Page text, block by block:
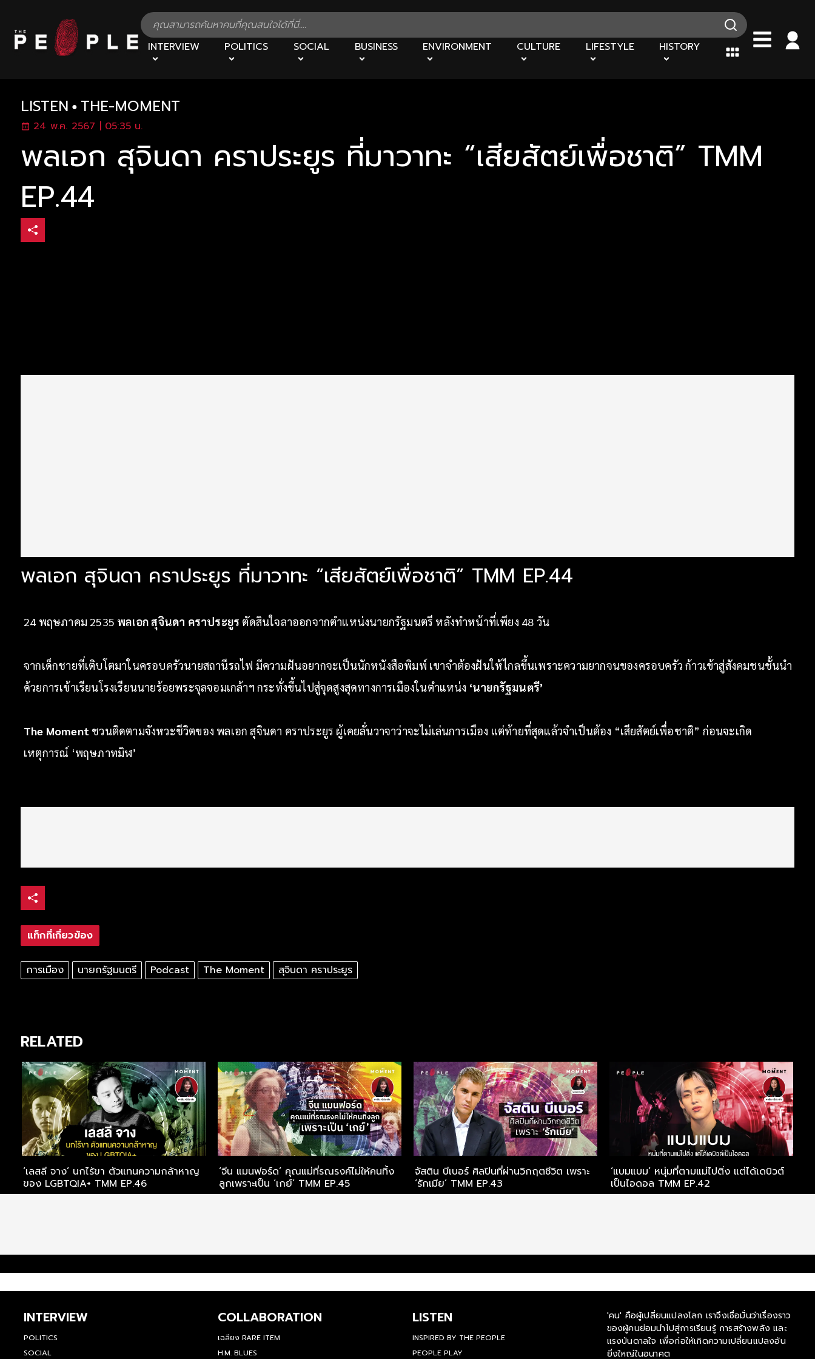
INTERVIEW POLITICS SOCIAL BUSINESS ENVIRONMENT CULTURE LIFESTYLE HISTORY
LISTEN THE-MOMENT
24 พ.ค. 2567 | 05:35 น.
พลเอก สุจินดา คราประยูร ที่มาวาทะ “เสียสัตย์เพื่อชาติ” TMM
EP.44
พลเอก สุจินดา คราประยูร ที่มาวาทะ “เสียสัตย์เพื่อชาติ” TMM EP.44
24 พฤษภาคม 2535 พลเอก สุจินดา คราประยูร ตัดสินใจลาออกจากตำแหน่งนายกรัฐมนตรี หลังทำหน้าที่เพียง 48 วัน
จากเด็กชายที่เติบโตมาในครอบครัวนายสถานีรถไฟ มีความฝันอยากจะเป็นนักหนังสือพิมพ์ เขาจำต้องฝันให้ไกลขึ้นเพราะความยากจนของครอบครัว ก้าวเข้าสู่สังคมชนชั้นนำ
ด้วยการเข้าเรียนโรงเรียนนายร้อยพระจุลจอมเกล้าฯ กระทั่งขึ้นไปสู่จุดสูงสุดทางการเมืองในตำแหน่ง ‘นายกรัฐมนตรี’
The Moment ชวนติดตามจังหวะชีวิตของ พลเอก สุจินดา คราประยูร ผู้เคยลั่นวาจาว่าจะไม่เล่นการเมือง แต่ท้ายที่สุดแล้วจำเป็นต้อง “เสียสัตย์เพื่อชาติ” ก่อนจะเกิด
เหตุการณ์ ‘พฤษภาทมิฬ’
แท็กที่เกี่ยวข้อง
การเมือง นายกรัฐมนตรี Podcast The Moment สุจินดา คราประยูร
RELATED
‘เลสลี จาง’ นกไร้ขา ตัวแทนความกล้าหาญ
ของ LGBTQIA+ TMM EP.46
‘จีน แมนฟอร์ด’ คุณแม่ที่รณรงค์ไม่ให้คนทิ้ง
ลูกเพราะเป็น ‘เกย์’ TMM EP.45
จัสติน บีเบอร์ ศิลปินที่ผ่านวิกฤตชีวิต เพราะ
‘รักเมีย’ TMM EP.43
‘แบมแบม’ หนุ่มที่ตามแม่ไปติ่ง แต่ได้เดบิวต์
เป็นไอดอล TMM EP.42
INTERVIEW
POLITICS
SOCIAL
COLLABORATION
เฉลียง RARE ITEM
H.M. BLUES
LISTEN
INSPIRED BY THE PEOPLE
PEOPLE PLAY
'คน' คือผู้เปลี่ยนแปลงโลก เราจึงเชื่อมั่นว่าเรื่องราว
ของผู้คนย่อมนำไปสู่การเรียนรู้ การสร้างพลัง และ
แรงบันดาลใจ เพื่อก่อให้เกิดความเปลี่ยนแปลงอัน
ยิ่งใหญ่ในอนาคต